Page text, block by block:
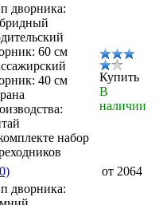
дворника:
60 см
40 см
набор
Купить
В
наличии
от 2064
дворника: